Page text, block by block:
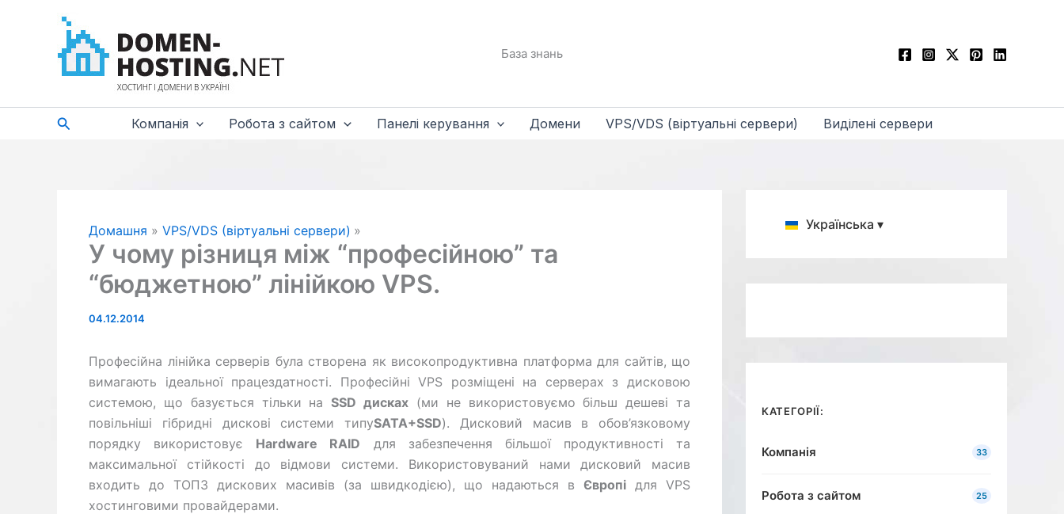
База знань
Пошук Компанія Робота з сайтом Панелі керування Домени VPS/VDS (віртуальні сервери) Виділені сервери
Домашня VPS/VDS (віртуальні сервери)
У чому різниця між “професійною” та
“бюджетною” лінійкою VPS.
04.12.2014
Професійна лінійка серверів була створена як високопродуктивна платформа для сайтів, що
вимагають ідеальної працездатності. Професійні VPS розміщені на серверах з дисковою
системою, що базується тільки наSSD дисках (ми не використовуємо більш дешеві та
повільніші гібридні дискові системи типуSATA+SSD). Дисковий масив в обов’язковому
порядку використовує Hardware RAID для забезпечення більшої продуктивності та
максимальної стійкості до відмови системи. Використовуваний нами дисковий масив
входить до ТОП3 дискових масивів (за швидкодією), що надаються в Європі для VPS
хостинговими провайдерами.
Українська ▾
КАТЕГОРІЇ:
Компанія 33
Робота з сайтом 25